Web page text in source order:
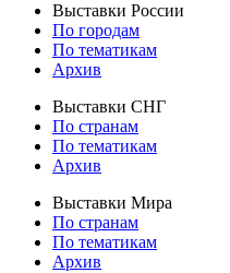
Выставки России
По городам
По тематикам
Архив
Выставки СНГ
По странам
По тематикам
Архив
Выставки Мира
По странам
По тематикам
Архив